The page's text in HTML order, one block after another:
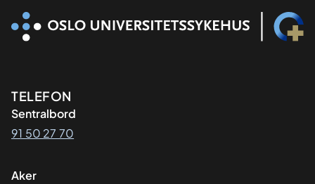
Kontaktinformasjon
TELEFON
Sentralbord
91 50 27 70
Aker